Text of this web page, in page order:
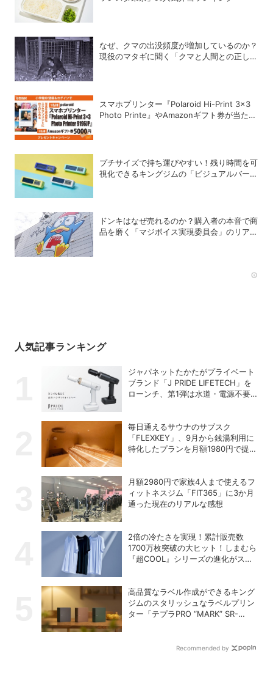
なぜ、クマの出没頻度が増加しているのか？
現役のマタギに聞く「クマと人間との正しい
スマホプリンター『Polaroid Hi-Print 3×3
Photo Printe』やAmazonギフト券が当た
プチサイズで持ち運びやすい！残り時間を可
視化できるキングジムの「ビジュアルバータ
ドンキはなぜ売れるのか？購入者の本音で商
品を磨く「マジボイス実現委員会」のリアル
人気記事ランキング
ジャパネットたかたがプライベート
ブランド「J PRIDE LIFETECH」を
ローンチ、第1弾は水道・電源不要
毎日通えるサウナのサブスク
「FLEXKEY」、9月から銭湯利用に
特化したプランを月額1980円で提供
月額2980円で家族4人まで使えるフ
ィットネスジム「FIT365」に3か月
通った現在のリアルな感想
2倍の冷たさを実現！累計販売数
1700万枚突破の大ヒット！しまむら
『超COOL』シリーズの進化がスゴ
高品質なラベル作成ができるキング
ジムのスタリッシュなラベルプリン
ター「テプラPRO “MARK” SR-
Recommended by